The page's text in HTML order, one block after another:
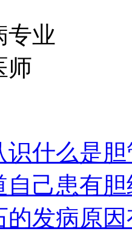
专业
师
识什么是
自己患有
的发病原